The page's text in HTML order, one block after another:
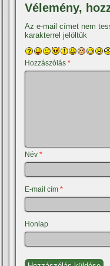
Vélemény,
Az e-mail címet nem
karakterrel jelöltük
Hozzászólás*
Név*
E-mail cím*
Honlap